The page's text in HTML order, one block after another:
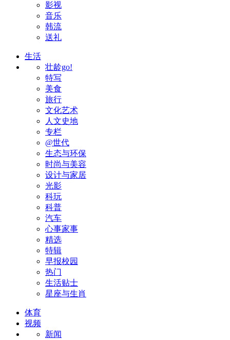
影视
音乐
韩流
送礼
生活
壮龄go!
特写
美食
旅行
文化艺术
人文史地
专栏
@世代
生态与环保
时尚与美容
设计与家居
光影
科玩
科普
汽车
心事家事
精选
特辑
早报校园
热门
生活贴士
星座与生肖
体育
视频
新闻